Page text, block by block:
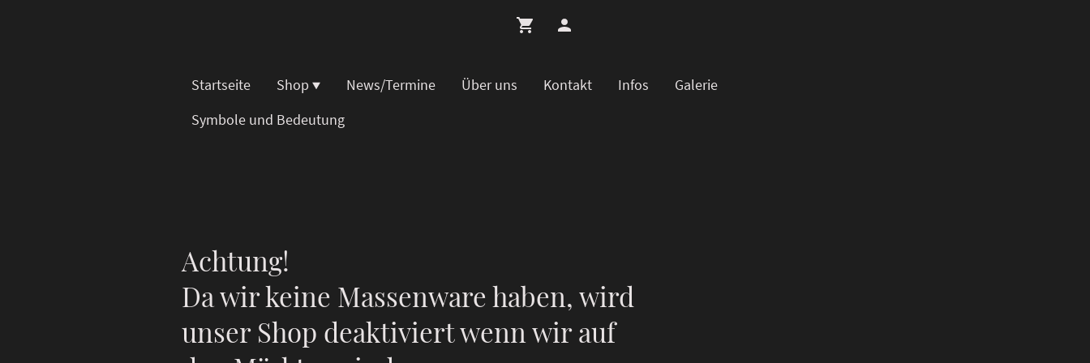
Startseite Shop News/Termine Über uns Kontakt Infos
Galerie
Symbole und Bedeutung
Achtung!
Da wir keine Massenware haben, wird
unser Shop deaktiviert wenn wir auf